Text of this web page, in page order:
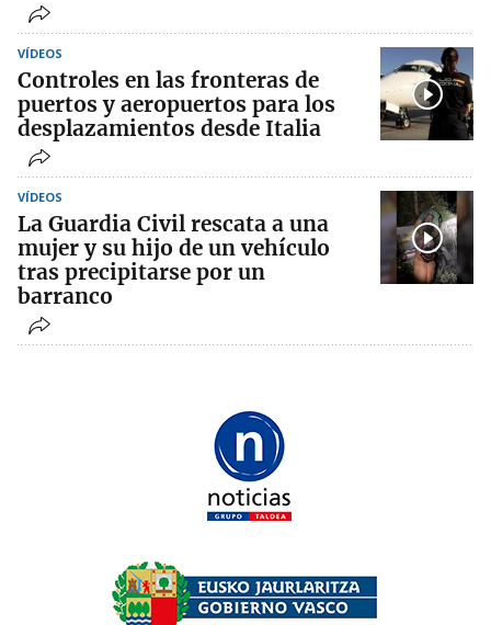
VÍDEOS
Controles en las fronteras de
puertos y aeropuertos para los
desplazamientos desde Italia
VÍDEOS
La Guardia Civil rescata a una
mujer y su hijo de un vehículo
tras precipitarse por un
barranco